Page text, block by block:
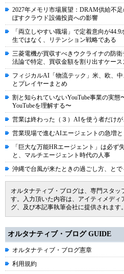
2027年メモリ市場展望：DRAM供給不
ぼすクラウド設備投資への影響
「両立しやすい職場」で定着意向が
生ではなく、リテンション戦略である
三菱電機が買収すべきウクライナの防
法論で特定、買収金額を割り出すケース
フィジカルAI「物流テック」米、欧、
とプレイヤーまとめ
割と知られていないYouTube事業の実
YouTubeを理解する〜
営業は終わった（３）AIを使う者だけ
営業現場で進むAIエージェントの急増
「巨大な万能HRエージェント」は必ず
と、マルチエージェント時代の人事
沖縄で台風が来たときの過ごし方、とで
オルタナティブ・ブログは、専門スタッ
す。入力頂いた内容は、アイティメディ
グ、及び本記事執筆会社に提供されます。
オルタナティブ・ブログ GUIDE
オルタナティブ・ブログ憲章
利用規約